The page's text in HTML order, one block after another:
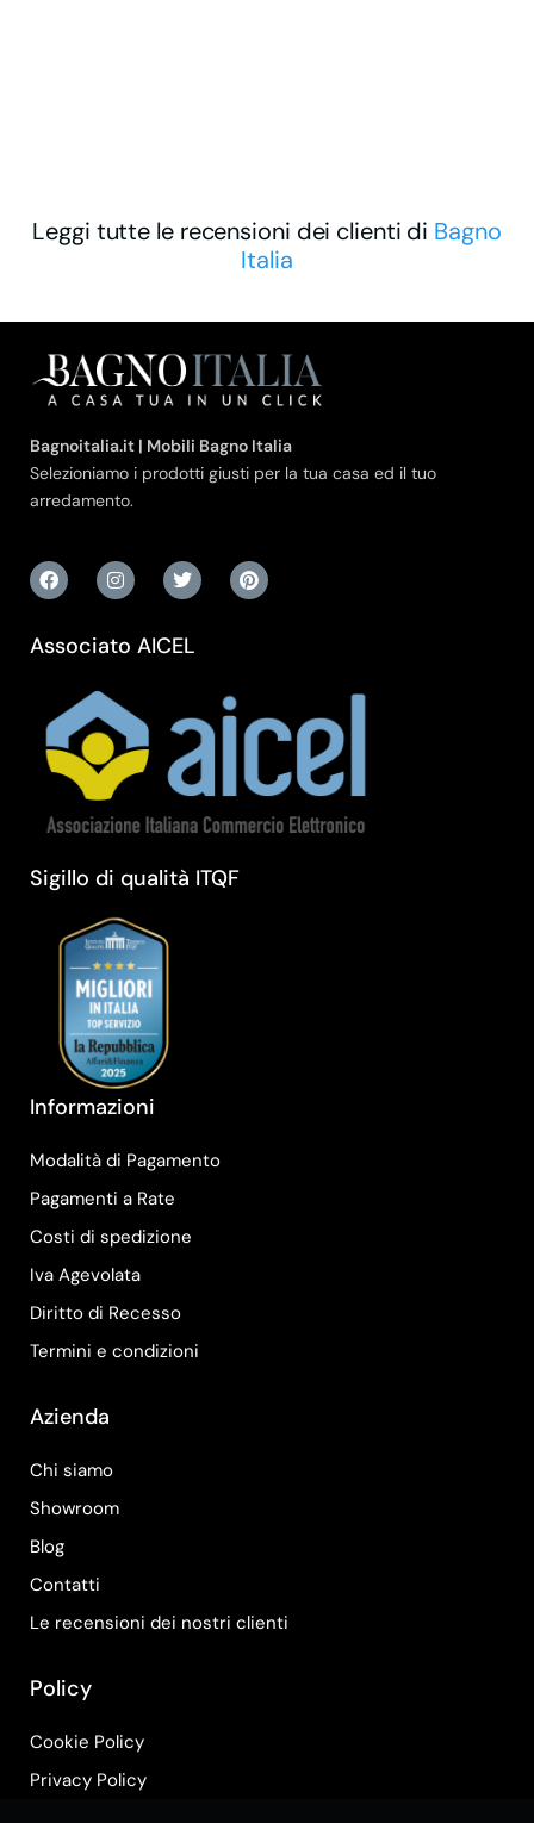
Leggi tutte le recensioni dei clienti di Bagno
Italia
Bagnoitalia.it | Mobili Bagno Italia
Selezioniamo i prodotti giusti per la tua casa ed il tuo
arredamento.
Associato AICEL
Sigillo di qualità ITQF
Informazioni
Modalità di Pagamento
Pagamenti a Rate
Costi di spedizione
Iva Agevolata
Diritto di Recesso
Termini e condizioni
Azienda
Chi siamo
Showroom
Blog
Contatti
Le recensioni dei nostri clienti
Policy
Cookie Policy
Privacy Policy